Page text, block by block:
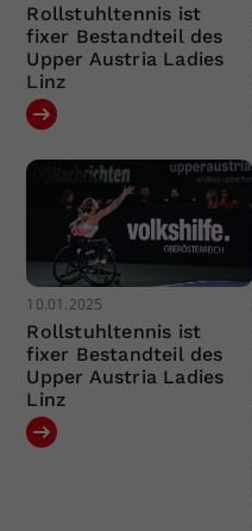
Rollstuhltennis ist
fixer Bestandteil des
Upper Austria Ladies
Linz
10.01.2025
Rollstuhltennis ist
fixer Bestandteil des
Upper Austria Ladies
Linz